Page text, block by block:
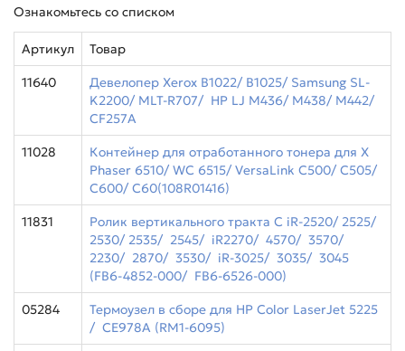
Ознакомьтесь со списком
Артикул Товар
11640
Девелопер Xerox B1022/ B1025/ Samsung SL-
K2200/ MLT-R707/ HP LJ M436/ M438/ M442/
CF257A
11028
Контейнер для отработанного тонера для X
Phaser 6510/ WC 6515/ VersaLink C500/ C505/
С600/ С60(108R01416)
11831
Ролик вертикального тракта C iR-2520/ 2525/
2530/ 2535/ 2545/ iR2270/ 4570/ 3570/
2230/ 2870/ 3530/ iR-3025/ 3035/ 3045
(FB6-4852-000/ FB6-6526-000)
05284
Термоузел в сборе для HP Color LaserJet 5225
/ CE978A (RM1-6095)